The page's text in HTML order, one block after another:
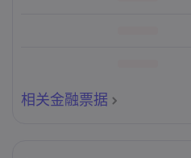
相关金融票据